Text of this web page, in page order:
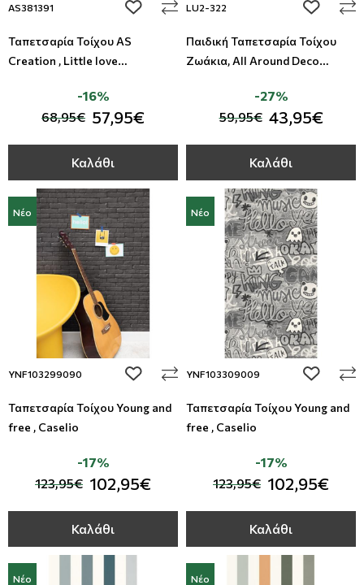
AS381391 add to wishlist
Ταπετσαρία Τοίχου AS
Creation , Little love
68,95€ 57,95€
-16%
Καλάθι
LU2-322 add to
Παιδική Ταπετσαρία Τοίχου
Ζωάκια, All Around Deco
59,95€ 43,95€
-27%
Καλάθι
Νέο
YNF103299090 add to wishlist
Ταπετσαρία Τοίχου Young and
free , Caselio
123,95€ 102,95€
-17%
Καλάθι
Νέο
YNF103309009 add to
Ταπετσαρία Τοίχου Young and
free , Caselio
123,95€ 102,95€
-17%
Καλάθι
Νέο Νέο